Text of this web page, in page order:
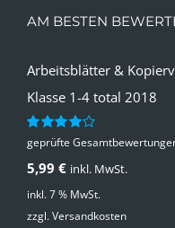
AM BESTEN
Arbeitsblätter &
Klasse 1-4 total 2018
Bewertet
von 5
geprüfte
5,99 € inkl. MwSt.
inkl. 7 % MwSt.
zzgl.Versandkosten